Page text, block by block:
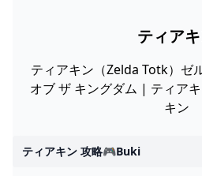
ティア
ティアキン（Zelda Totk）ゼ
オブ ザ キングダム | ティア
キン
ティアキン 攻略🎮buki